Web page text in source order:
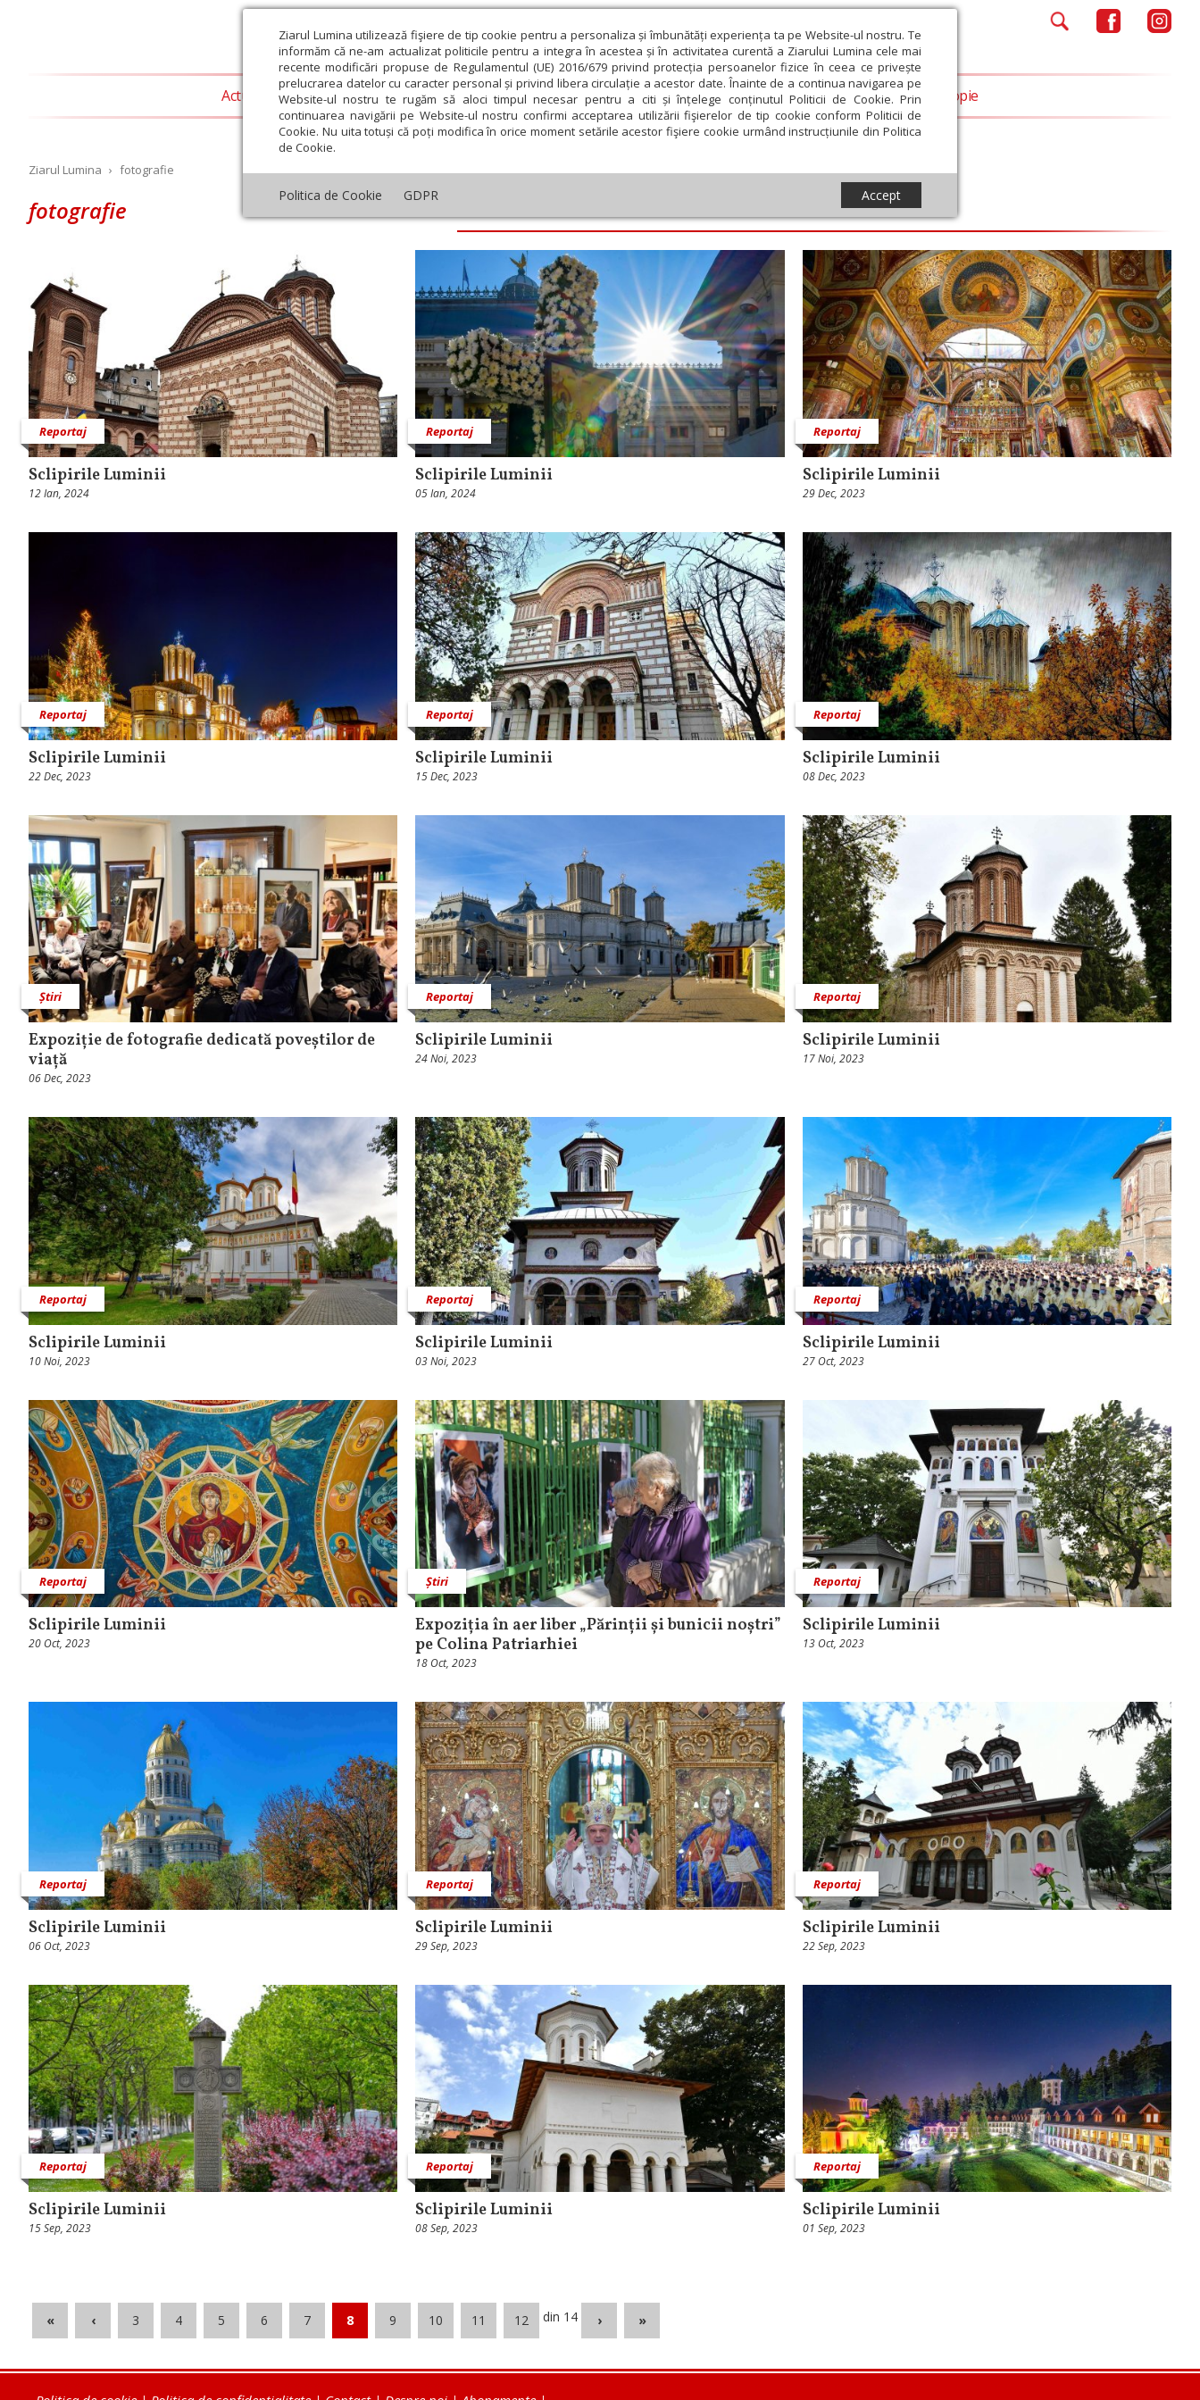
Ziarul Lumina utilizează fişiere de tip cookie pentru a personaliza și îmbunătăți experiența ta pe Website-ul nostru. Te
informăm că ne-am actualizat politicile pentru a integra în acestea și în activitatea curentă a Ziarului Lumina cele mai
recente modificări propuse de Regulamentul (UE) 2016/679 privind protecția persoanelor fizice în ceea ce privește
prelucrarea datelor cu caracter personal și privind libera circulație a acestor date. Înainte de a continua navigarea pe
Website-ul nostru te rugăm să aloci timpul necesar pentru a citi și înțelege conținutul Politicii de Cookie. Prin
continuarea navigării pe Website-ul nostru confirmi acceptarea utilizării fişierelor de tip cookie conform Politicii de
Cookie. Nu uita totuși că poți modifica în orice moment setările acestor fişiere cookie urmând instrucțiunile din Politica
de Cookie.
Politica de Cookie GDPR Accept
Actualitate religioasă Teologie și spiritualitate Educaţie și Cultură Societate Opinii Filantropie
Ziarul Lumina › fotografie
fotografie
Reportaj
Sclipirile Luminii
12 Ian, 2024
Reportaj
Sclipirile Luminii
05 Ian, 2024
Reportaj
Sclipirile Luminii
29 Dec, 2023
Reportaj
Sclipirile Luminii
22 Dec, 2023
Reportaj
Sclipirile Luminii
15 Dec, 2023
Reportaj
Sclipirile Luminii
08 Dec, 2023
Știri
Expoziție de fotografie dedicată poveștilor de
viață
06 Dec, 2023
Reportaj
Sclipirile Luminii
24 Noi, 2023
Reportaj
Sclipirile Luminii
17 Noi, 2023
Reportaj
Sclipirile Luminii
10 Noi, 2023
Reportaj
Sclipirile Luminii
03 Noi, 2023
Reportaj
Sclipirile Luminii
27 Oct, 2023
Reportaj
Sclipirile Luminii
20 Oct, 2023
Știri
Expoziția în aer liber „Părinții și bunicii noștri”
pe Colina Patriarhiei
18 Oct, 2023
Reportaj
Sclipirile Luminii
13 Oct, 2023
Reportaj
Sclipirile Luminii
06 Oct, 2023
Reportaj
Sclipirile Luminii
29 Sep, 2023
Reportaj
Sclipirile Luminii
22 Sep, 2023
Reportaj
Sclipirile Luminii
15 Sep, 2023
Reportaj
Sclipirile Luminii
08 Sep, 2023
Reportaj
Sclipirile Luminii
01 Sep, 2023
« ‹ 3 4 5 6 7 8 9 10 11 12 din 14 › »